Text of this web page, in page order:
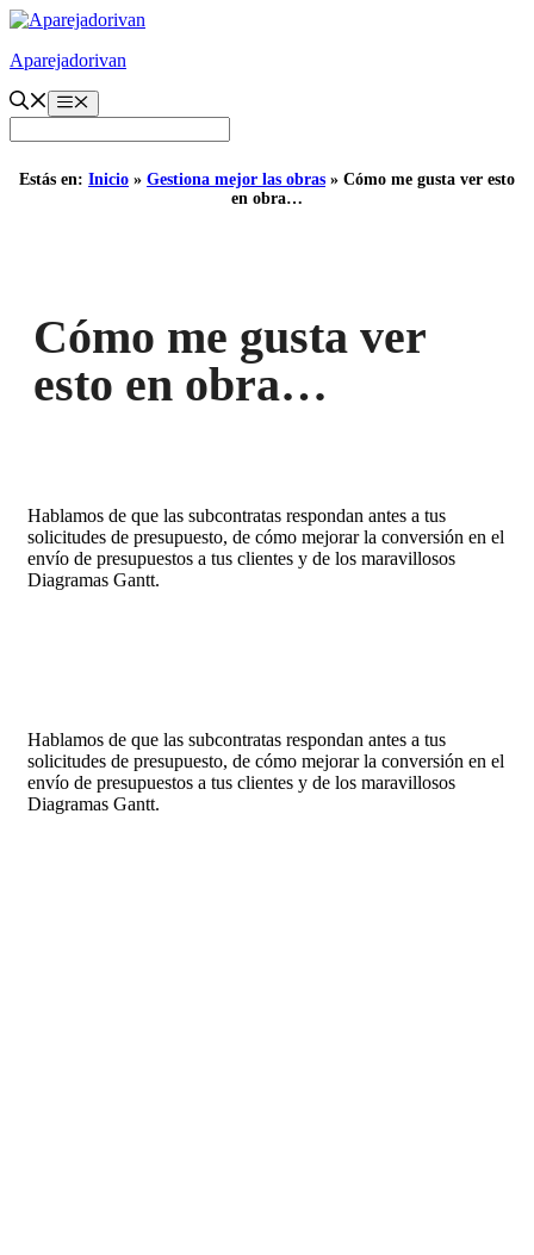
Saltar
contenido
Aparejadorivan
Menú
Estás en: Inicio » Gestiona mejor las obras » Cómo me gusta ver esto
en obra…
Cómo me gusta ver
esto en obra…
Hablamos de que las subcontratas respondan antes a tus
solicitudes de presupuesto, de cómo mejorar la conversión en el
envío de presupuestos a tus clientes y de los maravillosos
Diagramas Gantt.
Hablamos de que las subcontratas respondan antes a tus
solicitudes de presupuesto, de cómo mejorar la conversión en el
envío de presupuestos a tus clientes y de los maravillosos
Diagramas Gantt.